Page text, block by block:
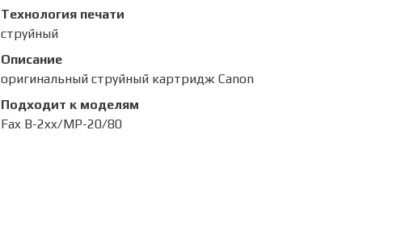
Технология печати
струйный
Описание
оригинальный струйный картридж Canon
Подходит к моделям
Fax B-2xx/MP-20/80